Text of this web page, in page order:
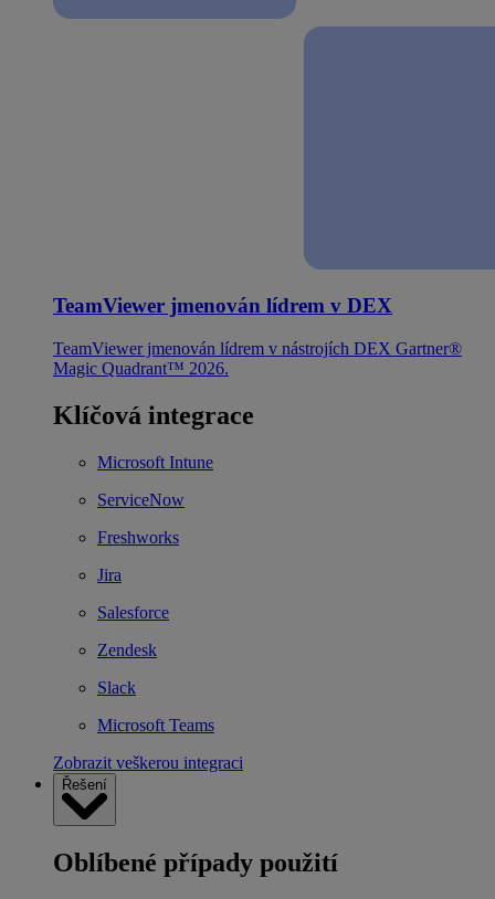
TeamViewer jmenován lídrem v DEX
TeamViewer jmenován lídrem v nástrojích DEX Gartner®
Magic Quadrant™ 2026.
Klíčová integrace
Microsoft Intune
ServiceNow
Freshworks
Jira
Salesforce
Zendesk
Slack
Microsoft Teams
Zobrazit veškerou integraci
Řešení
Oblíbené případy použití